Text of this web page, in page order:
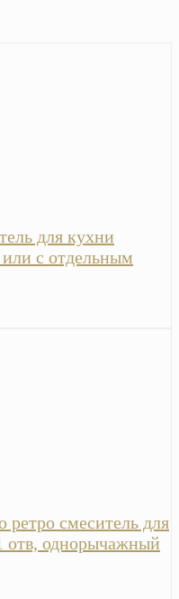
для кухни
или с отдельным
ретро смеситель для
отв, однорычажный